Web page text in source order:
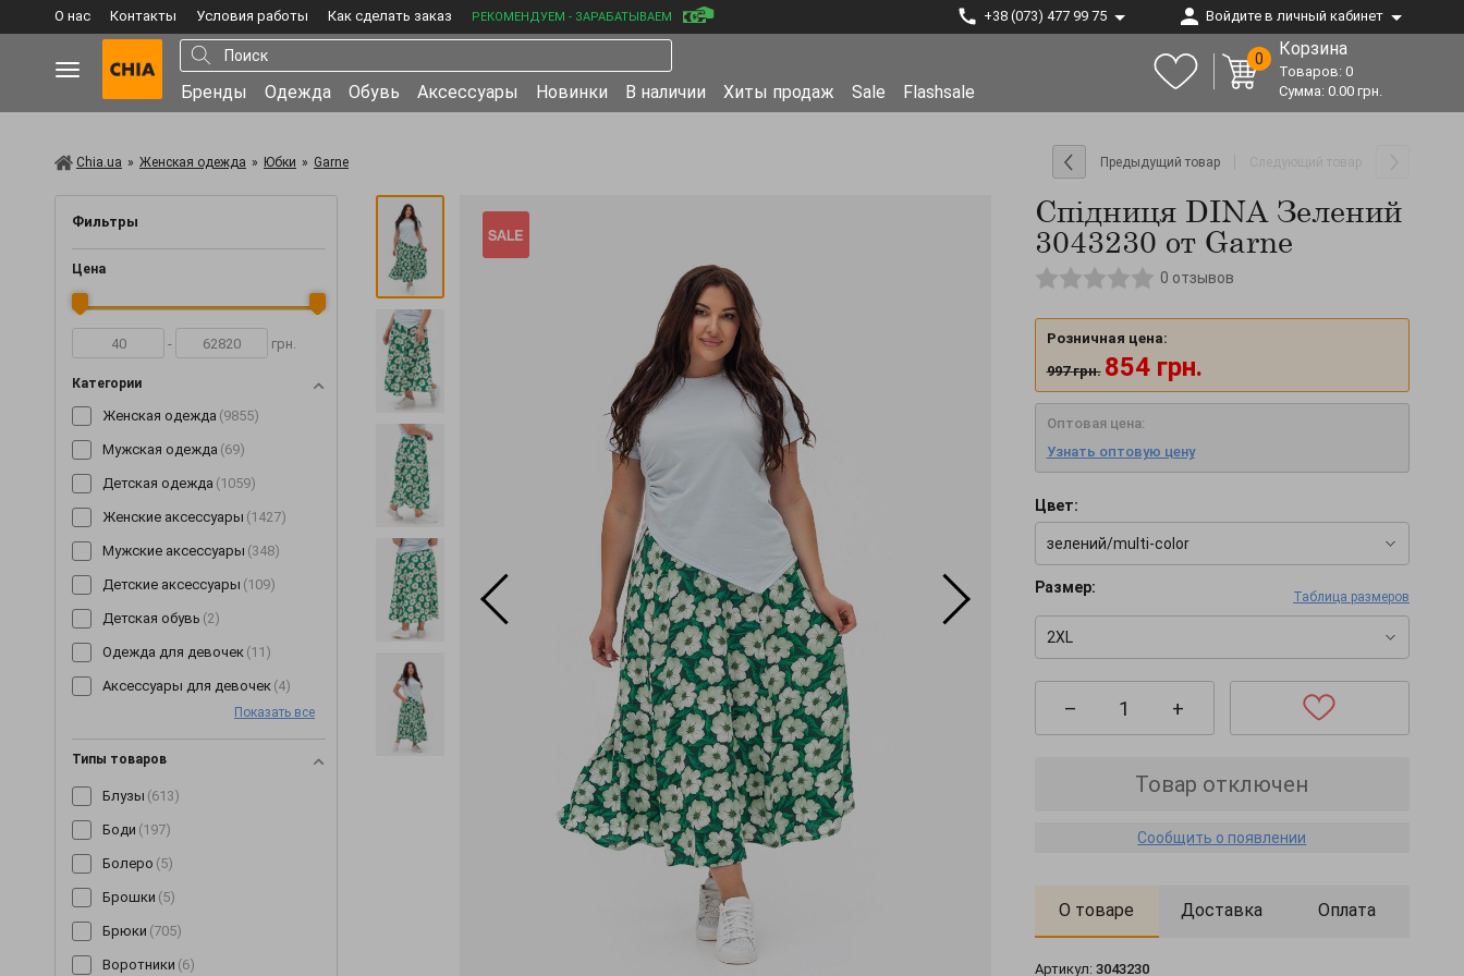
О нас Контакты Условия работы Как сделать заказ РЕКОМЕНДУЕМ - ЗАРАБАТЫВАЕМ +38 (073) 477 99 75 Войдите в личный кабинет
Бренды Одежда Обувь Аксессуары Новинки В наличии Хиты продаж Sale Flashsale
0 Корзина
Товаров: 0
Сумма: 0.00 грн.
Chia.ua » Женская одежда » Юбки » Garne Предыдущий товар
Фильтры
Цена
- грн.
Категории
Женская одежда (9855)
Мужская одежда (69)
Детская одежда (1059)
Женские аксессуары (1427)
Мужские аксессуары (348)
Детские аксессуары (109)
Детская обувь (2)
Одежда для девочек (11)
Аксессуары для девочек (4)
Показать все
Типы товаров
Блузы (613)
Боди (197)
Болеро (5)
Брошки (5)
Брюки (705)
Воротники (6)
Спідниця DINA Зелений
3043230 от Garne
0 отзывов
Розничная цена:
997 грн. 854 грн.
Оптовая цена:
Узнать оптовую цену
Цвет:
зелений/multi-color
Размер:
Таблица размеров
2XL
– +
Товар отключен
Сообщить о появлении
О товаре Доставка Оплата
Артикул: 3043230